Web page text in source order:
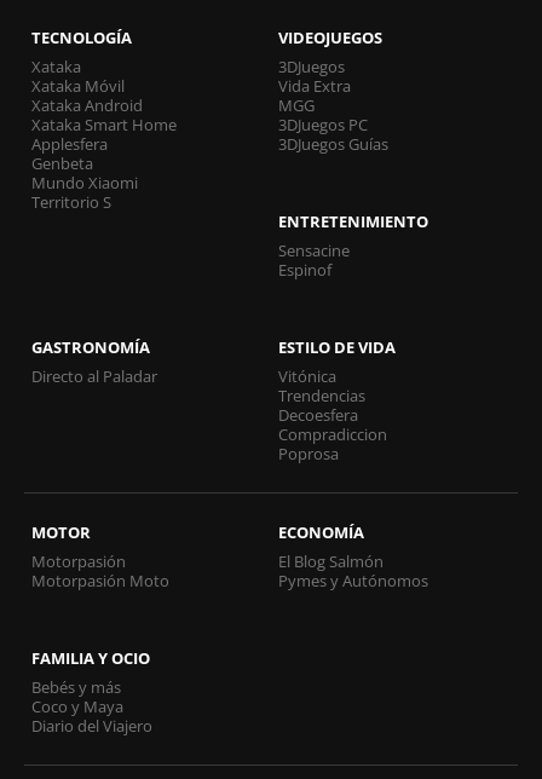
TECNOLOGÍA
Xataka
Xataka Móvil
Xataka Android
Xataka Smart Home
Applesfera
Genbeta
Mundo Xiaomi
Territorio S
VIDEOJUEGOS
3DJuegos
Vida Extra
MGG
3DJuegos PC
3DJuegos Guías
ENTRETENIMIENTO
Sensacine
Espinof
GASTRONOMÍA
Directo al Paladar
ESTILO DE VIDA
Vitónica
Trendencias
Decoesfera
Compradiccion
Poprosa
MOTOR
Motorpasión
Motorpasión Moto
ECONOMÍA
El Blog Salmón
Pymes y Autónomos
FAMILIA Y OCIO
Bebés y más
Coco y Maya
Diario del Viajero